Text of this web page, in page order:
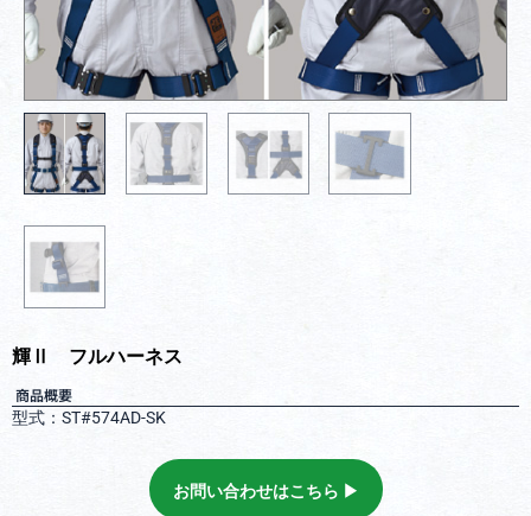
輝Ⅱ フルハーネス
商品概要
型式：ST#574AD-SK
お問い合わせはこちら ▶︎